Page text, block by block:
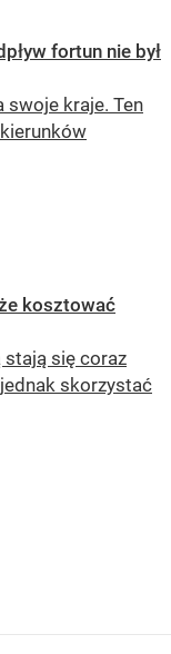
fortun nie był
swoje kraje. Ten
kosztować
się coraz
skorzystać